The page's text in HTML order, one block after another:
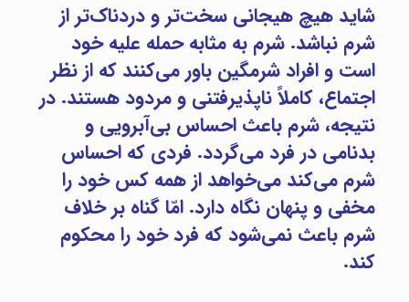
شاید هیچ هیجانی سخت‌تر و دردناک‌تر از
شرم نباشد. شرم به مثابه حمله علیه خود
است و افراد شرمگین باور می‌کنند که از نظر
اجتماع، کاملاً ناپذیرفتنی و مردود هستند. در
نتیجه، شرم باعث احساس بی‌آبرویی و
بدنامی در فرد می‌گردد. فردی که احساس
شرم می‌کند می‌خواهد از همه کس خود را
مخفی و پنهان نگاه دارد. امّا گناه بر خلاف
شرم باعث نمی‌شود که فرد خود را محکوم
کند.